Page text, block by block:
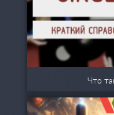
Что